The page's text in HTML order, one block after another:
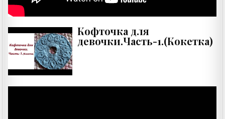
Кофточка для
девочки.Часть-1.(Кокетка)